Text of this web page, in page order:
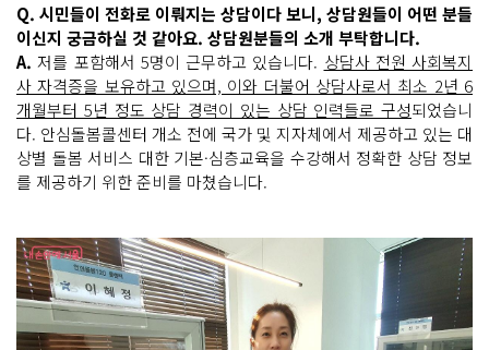
Q. 시민들이 전화로 이뤄지는 상담이다 보니, 상담원들이 어떤 분들
이신지 궁금하실 것 같아요. 상담원분들의 소개 부탁합니다.
A. 저를 포함해서 5명이 근무하고 있습니다. 상담사 전원 사회복지
사 자격증을 보유하고 있으며, 이와 더불어 상담사로서 최소 2년 6
개월부터 5년 정도 상담 경력이 있는 상담 인력들로 구성되었습니
다. 안심돌봄콜센터 개소 전에 국가 및 지자체에서 제공하고 있는 대
상별 돌봄 서비스 대한 기본·심층교육을 수강해서 정확한 상담 정보
를 제공하기 위한 준비를 마쳤습니다.